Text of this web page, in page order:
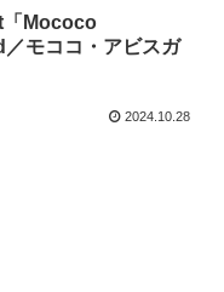
Mococo
モココ・アビスガ
2024.10.28